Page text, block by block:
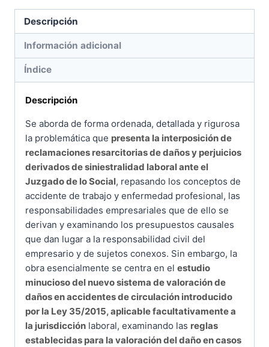
al
de
Descripción
Información adicional
Índice
Descripción
Se aborda de forma ordenada, detallada y rigurosa
la problemática que presenta la interposición de
reclamaciones resarcitorias de daños y perjuicios
derivados de siniestralidad laboral ante el
Juzgado de lo Social, repasando los conceptos de
accidente de trabajo y enfermedad profesional, las
responsabilidades empresariales que de ello se
derivan y examinando los presupuestos causales
que dan lugar a la responsabilidad civil del
empresario y de sujetos conexos. Sin embargo, la
obra esencialmente se centra en el estudio
minucioso del nuevo sistema de valoración de
daños en accidentes de circulación introducido
por la Ley 35/2015, aplicable facultativamente a
la jurisdicción laboral, examinando las reglas
establecidas para la valoración del daño en casos